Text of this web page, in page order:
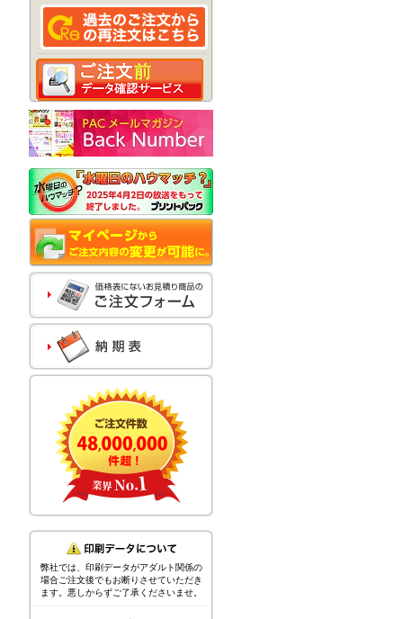
弊社では、印刷データがアダルト関係の
場合ご注文後でもお断りさせていただき
ます。悪しからずご了承くださいませ。